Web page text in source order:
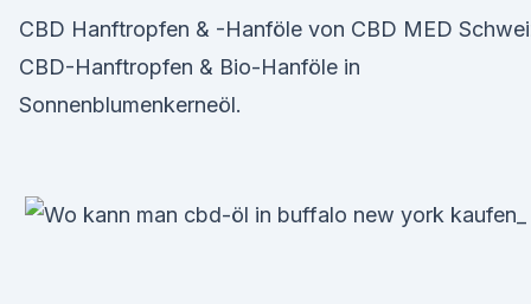
CBD Hanftropfen & -Hanföle von CBD MED
CBD-Hanftropfen & Bio-Hanföle in
Sonnenblumenkerneöl.